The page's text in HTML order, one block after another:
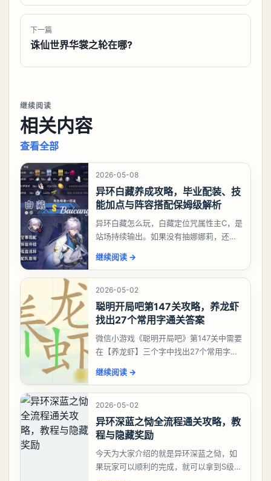
下一篇
诛仙世界华裳之轮在哪?
继续阅读
相关内容
查看全部
2026-05-08
异环白藏养成攻略，毕业配装、技
能加点与阵容搭配保姆级解析
异环白藏怎么玩，白藏定位咒属性主C，是
站场持续输出。如果没有抽娜娜莉，还没
有娜娜莉缺另外一个二队C想打深渊也可以
考虑养个白藏
继续阅读 →
2026-05-02
聪明开局吧第147关攻略，养龙虾
找出27个常用字通关答案
微信小游戏《聪明开局吧》第147关中需要
在【养龙虾】三个字中找出27个常用字，
大、夫、夰、巾、中、虫、下、虾、卜、
囗、吓、卟、
继续阅读 →
2026-05-02
异环深蓝之恸全流程通关攻略，教
程与隐藏奖励
今天为大家介绍的就是异环深蓝之恸，如
果玩家可以顺利的完成，就可以拿到S级弧